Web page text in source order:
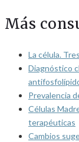
Más
La célula.
Diagnóstico
Prevalencia
Células
terapéuticas
Cambios